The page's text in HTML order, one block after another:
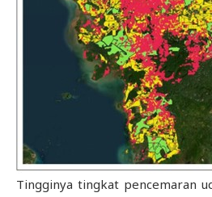
Tingginya tingkat pencemaran